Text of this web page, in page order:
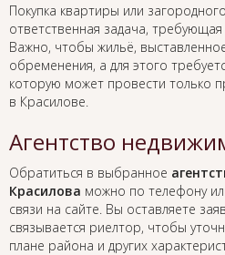
Покупка квартиры или
ответственная задача,
Важно, чтобы жильё,
обременения, а для этого
которую может провести только
в Красилове.
Агентство
Обратиться в выбранное
Красилова можно по телефону
связи на сайте. Вы оставляете
связывается риелтор, чтобы
плане района и других